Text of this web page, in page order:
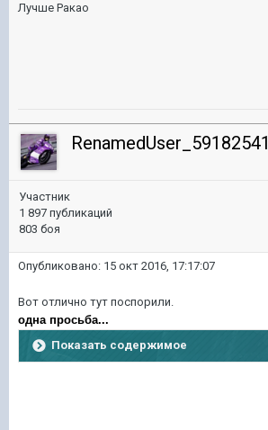
Лучше Ракао
RenamedUser_59182541
Участник
1 897 публикаций
803 боя
Опубликовано: 15 окт 2016, 17:17:07
Вот отлично тут поспорили.
одна просьба...
Показать содержимое